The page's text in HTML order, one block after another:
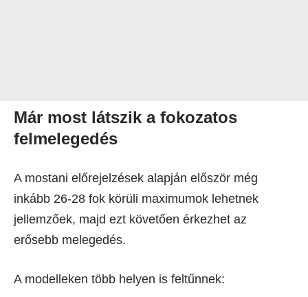
Már most látszik a fokozatos
felmelegedés
A mostani előrejelzések alapján először még
inkább 26-28 fok körüli maximumok lehetnek
jellemzőek, majd ezt követően érkezhet az
erősebb melegedés.
A modelleken több helyen is feltűnnek: